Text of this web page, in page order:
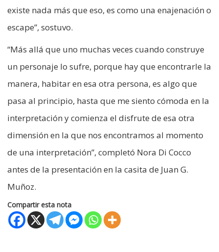
existe nada más que eso, es como una enajenación o
escape”, sostuvo.
“Más allá que uno muchas veces cuando construye
un personaje lo sufre, porque hay que encontrarle la
manera, habitar en esa otra persona, es algo que
pasa al principio, hasta que me siento cómoda en la
interpretación y comienza el disfrute de esa otra
dimensión en la que nos encontramos al momento
de una interpretación”, completó Nora Di Cocco
antes de la presentación en la casita de Juan G.
Muñoz.
Compartir esta nota